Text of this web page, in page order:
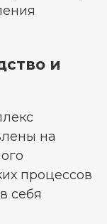
и
на
процессов
себя